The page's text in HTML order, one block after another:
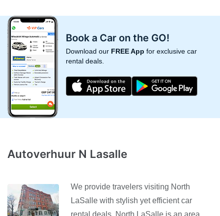
Book a Car on the GO!
Download our FREE App for exclusive car
rental deals.
Autoverhuur N Lasalle
We provide travelers visiting North
LaSalle with stylish yet efficient car
rental deals. North LaSalle is an area